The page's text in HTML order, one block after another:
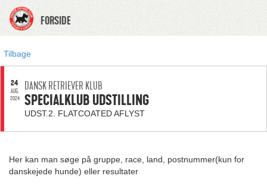
FORSIDE
Tilbage
24
AUG.
2024
DANSK RETRIEVER KLUB
SPECIALKLUB UDSTILLING
UDST.2. FLATCOATED AFLYST
Her kan man søge på gruppe, race, land, postnummer(kun for
danskejede hunde) eller resultater